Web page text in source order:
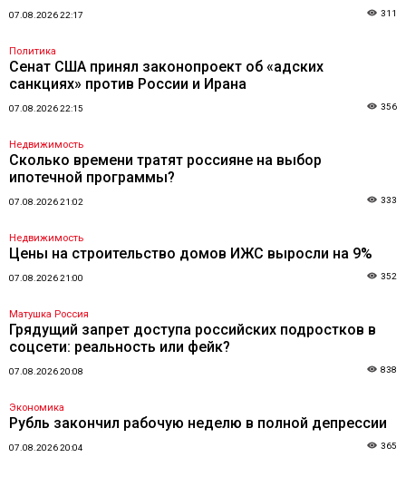
07.08.2026 22:17 311
Политика
Сенат США принял законопроект об «адских
санкциях» против России и Ирана
07.08.2026 22:15 356
Недвижимость
Сколько времени тратят россияне на выбор
ипотечной программы?
07.08.2026 21:02 333
Недвижимость
Цены на строительство домов ИЖС выросли на 9%
07.08.2026 21:00 352
Матушка Россия
Грядущий запрет доступа российских подростков в
соцсети: реальность или фейк?
07.08.2026 20:08 838
Экономика
Рубль закончил рабочую неделю в полной депрессии
07.08.2026 20:04 365